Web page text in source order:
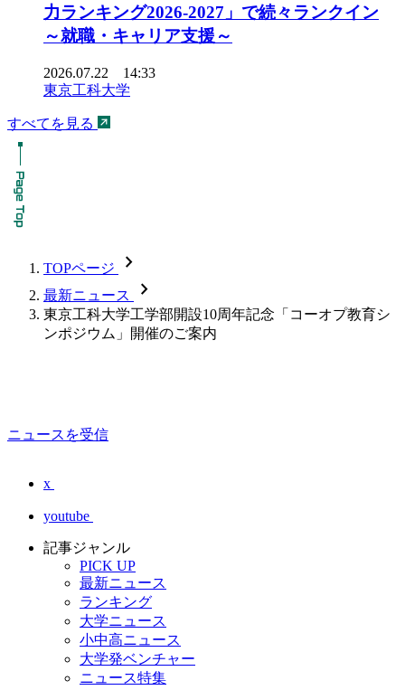
力ランキング2026-2027」で続々ランクイン
～就職・キャリア支援～
2026.07.22 14:33
東京工科大学
すべてを見る
TOPページ chevron_forward
最新ニュース chevron_forward
東京工科大学⼯学部開設10周年記念「コーオプ教育シ
ンポジウム」開催のご案内
ニュースを受信
x
youtube
記事ジャンル
PICK UP
最新ニュース
ランキング
大学ニュース
小中高ニュース
大学発ベンチャー
ニュース特集